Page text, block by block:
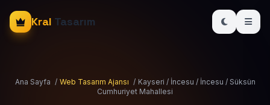
Kral Tasarım
Ana Sayfa / Web Tasarım Ajansı / Kayseri / İncesu / İncesu / Süksün
Cumhuriyet Mahallesi